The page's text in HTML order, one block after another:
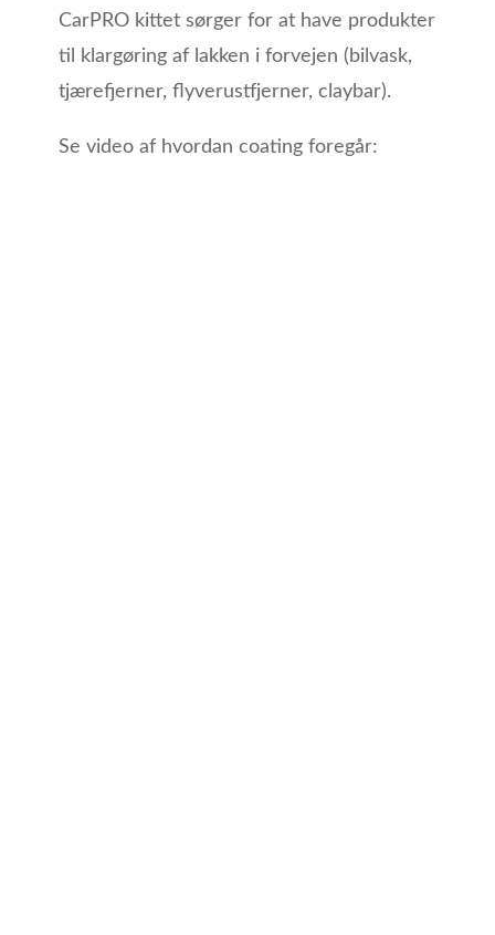
CarPRO kittet sørger for at have produkter
til klargøring af lakken i forvejen (bilvask,
tjærefjerner, flyverustfjerner, claybar).
Se video af hvordan coating foregår: